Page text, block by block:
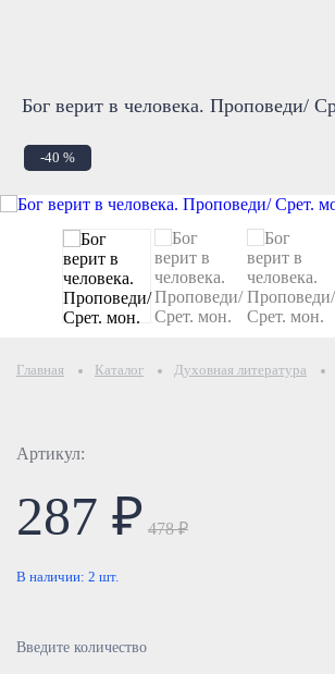
Бог верит в человека. Проповеди/
-40 %
Главная Каталог Духовная литература
Артикул:
287 ₽ 478 ₽
В наличии: 2 шт.
Введите количество